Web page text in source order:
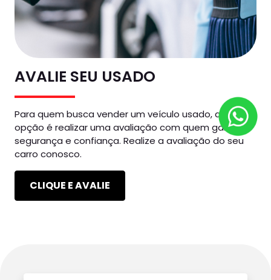
AVALIE SEU USADO
Para quem busca vender um veículo usado, a melhor
opção é realizar uma avaliação com quem garante
segurança e confiança. Realize a avaliação do seu
carro conosco.
CLIQUE E AVALIE